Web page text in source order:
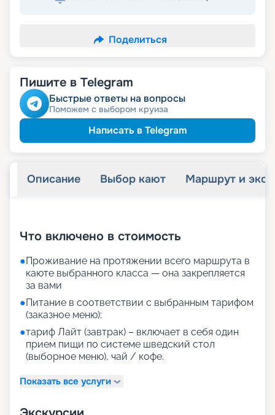
Поделиться
Пишите в Telegram
Быстрые ответы на вопросы
Поможем с выбором круиза
Написать в Telegram
Описание Выбор кают Маршрут и
Что включено в стоимость
●Проживание на протяжении всего маршрута в
каюте выбранного класса — она закрепляется
за вами
●Питание в соответствии с выбранным тарифом
(заказное меню):
●тариф Лайт (завтрак) – включает в себя один
прием пищи по системе шведский стол
(выборное меню), чай / кофе.
Показать все услуги